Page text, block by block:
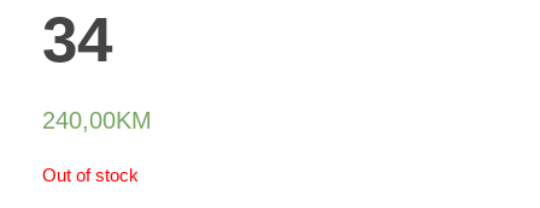
34
240,00KM
Out of stock